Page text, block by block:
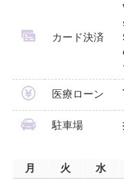
カード決済
医療ローン
駐車場
月 火 水